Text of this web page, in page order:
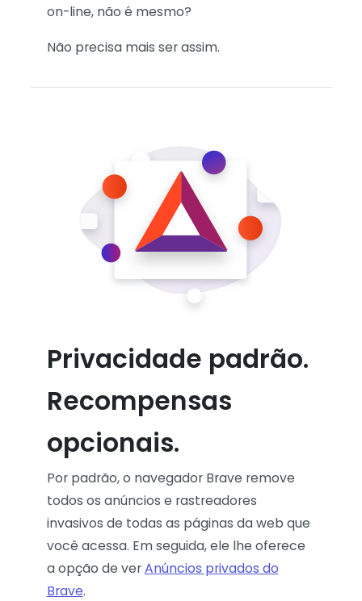
on-line, não é mesmo?
Não precisa mais ser assim.
Privacidade padrão.
Recompensas
opcionais.
Por padrão, o navegador Brave remove
todos os anúncios e rastreadores
invasivos de todas as páginas da web que
você acessa. Em seguida, ele lhe oferece
a opção de verAnúncios privados do
Brave.